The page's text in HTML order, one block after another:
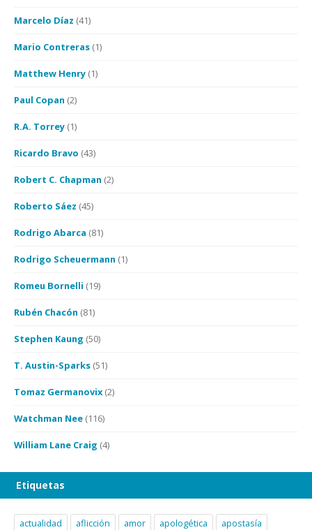
Marcelo Díaz (41)
Mario Contreras (1)
Matthew Henry (1)
Paul Copan (2)
R.A. Torrey (1)
Ricardo Bravo (43)
Robert C. Chapman (2)
Roberto Sáez (45)
Rodrigo Abarca (81)
Rodrigo Scheuermann (1)
Romeu Bornelli (19)
Rubén Chacón (81)
Stephen Kaung (50)
T. Austin-Sparks (51)
Tomaz Germanovix (2)
Watchman Nee (116)
William Lane Craig (4)
Etiquetas
actualidad aflicción amor apologética
apostasía